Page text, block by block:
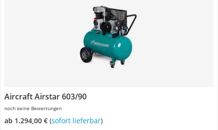
Aircraft Airstar 603/90
noch keine Bewertungen
ab 1.294,00 € ( Sofort lieferbar)